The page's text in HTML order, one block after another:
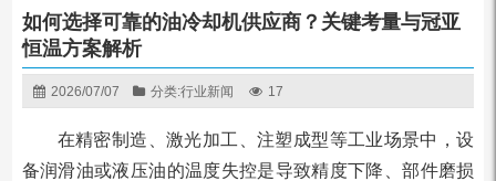
如何选择可靠的油冷却机供应商？关键考量与冠亚
恒温方案解析
2026/07/07 分类:行业新闻 17
在精密制造、激光加工、注塑成型等工业场景中，设
备润滑油或液压油的温度失控是导致精度下降、部件磨损